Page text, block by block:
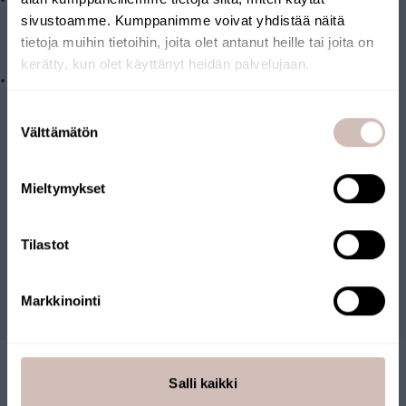
sivustoamme. Kumppanimme voivat yhdistää näitä
tietoja muihin tietoihin, joita olet antanut heille tai joita on
kerätty, kun olet käyttänyt heidän palvelujaan.
valinta
Välttämätön
Mieltymykset
Tilastot
Markkinointi
Salli kaikki
standardstorlek)
Vinterförvaring:
frostskador. Leveransland